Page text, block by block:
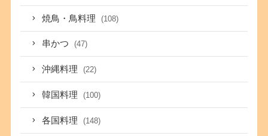
焼鳥・鳥料理 (108)
串かつ (47)
沖縄料理 (22)
韓国料理 (100)
各国料理 (148)